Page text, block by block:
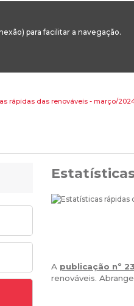
para facilitar a navegação.
rápidas das renováveis - março/
A publicação nº
renováveis.